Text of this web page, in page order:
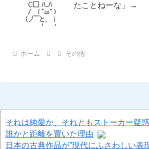
たことねーな」→
ホーム その他
それは純愛か、それともストーカー疑
誰かと距離を置いた理由
日本の古典作品が”現代にふさわしい表